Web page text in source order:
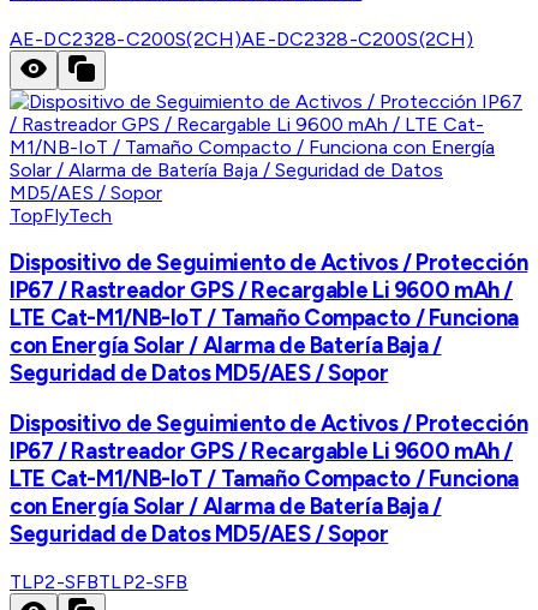
AE-DC2328-C200S(2CH)AE-DC2328-C200S(2CH)
TopFlyTech
Dispositivo de Seguimiento de Activos / Protección
IP67 / Rastreador GPS / Recargable Li 9600 mAh /
LTE Cat-M1/NB-IoT / Tamaño Compacto / Funciona
con Energía Solar / Alarma de Batería Baja /
Seguridad de Datos MD5/AES / Sopor
Dispositivo de Seguimiento de Activos / Protección
IP67 / Rastreador GPS / Recargable Li 9600 mAh /
LTE Cat-M1/NB-IoT / Tamaño Compacto / Funciona
con Energía Solar / Alarma de Batería Baja /
Seguridad de Datos MD5/AES / Sopor
TLP2-SFBTLP2-SFB